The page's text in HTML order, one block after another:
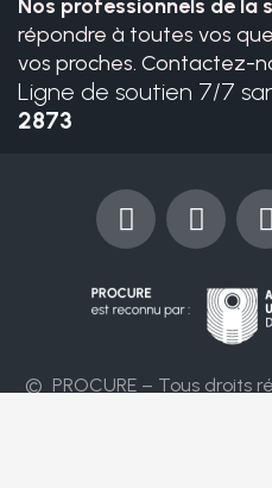
Nos professionnels de la
répondre à toutes vos
vos proches. Contactez-
Ligne de soutien 7/7
2873
© PROCURE – Tous droits
F
a
e
b
o
Y
o
u
e
I
n
r